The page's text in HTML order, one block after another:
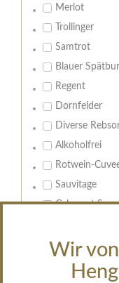
Wir
Merlot
Trollinger
Samtrot
Blauer
Regent
Dornfelder
Diverse
Alkoholfrei
Rotwein-
Sauvitage
Cabernet
Geschmack:
trocken
feinherb